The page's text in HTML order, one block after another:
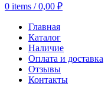
0 items / 0,00 ₽
Главная
Каталог
Наличие
Оплата и доставка
Отзывы
Контакты